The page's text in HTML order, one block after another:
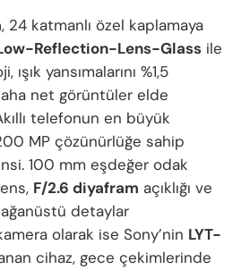
, 24 katmanlı özel kaplamaya
Reflection-Lens-Glass ile
yansımalarını %1,5
net görüntüler elde
telefonun en büyük
MP çözünürlüğe sahip
100 mm eşdeğer odak
F/2.6 diyafram açıklığı ve
detaylar
olarak ise Sony’nin LYT-
cihaz, gece çekimlerinde